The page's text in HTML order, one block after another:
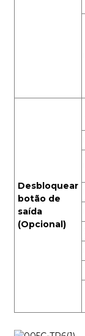
Desbloquear
botão de
saída
(Opcional)